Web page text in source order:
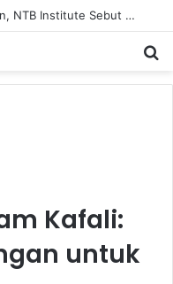
Dukung Program Prabowo Gibran, NTB Institute Sebut MBG dan Kopdes Solusi Percepatan Pembangunan Daerah 3T
Kafali:
untuk